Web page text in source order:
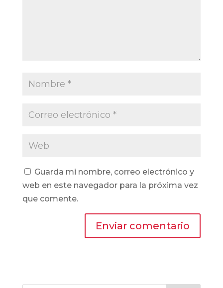
Guarda mi nombre, correo electrónico y
web en este navegador para la próxima vez
que comente.